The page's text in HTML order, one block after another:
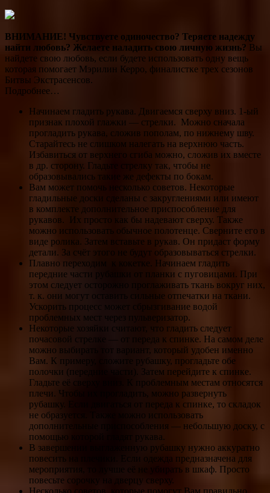
ВНИМАНИЕ! Чувствуете одиночество? Теряете надежду
найти любовь? Желаете наладить свою личную жизнь? Вы
найдете свою любовь, если будете использовать одну вещь
которая помогает Мэрилин Керро, финалистке трех сезонов
Битвы Экстрасенсов.
Подробнее…
Начинаем гладить рукава. Двигаемся сверху вниз. 1-ый
признак плохой глажки — стрелки. Можно сначала
прогладить рукава, сложив пополам, по нижнему шву.
Старайтесь не слишком налегать на верхнюю часть.
Избавиться от верхнего сгиба можно, сложив их вместе
в др. сторону. Гладьте стрелку так, чтобы не
образовывались такие же дефекты по бокам.
Вам может помочь несколько советов. Некоторые
гладильные доски сделаны с закруглениями или имеют
в комплекте дополнительное приспособление для
рукавов. Их просто как бы надевают сверху. Также
можно использовать обычное полотенце. Сверните его в
виде ролика. Затем вставьте в рукав. Он придаст форму
детали. За счёт этого не будут образовываться стрелки.
Плавно переходим к кокетке. Начинаем гладить
передние части рубашки от планки с пуговицами. При
этом следует осторожно проглаживать ткань вокруг них,
т. к. они могут оставить сильные отпечатки на ткани.
Ускорить процесс может сбрызгивание водой
проблемных мест через пульверизатор.
Некоторые хозяйки считают, что гладить следует
почасовой стрелке — от переда к спинке. На самом деле
можно выбирать тот вариант, который удобен именно
Вам. К примеру, сложите рубашку, прогладьте обе
полочки (передние части). Затем перейдите к спинке.
Гладьте её сверху вниз. К проблемным местам относятся
плечи. Чтобы их прогладить, можно развернуть
рубашку. Если двигаться от переда к спинке, то складок
не образуется. Также можно использовать
дополнительные приспособления — небольшую доску, с
помощью которой гладят рукава.
В завершении выглаженную рубашку нужно аккуратно
повесить на плечики. Если одежда предназначена для
мероприятия, то лучше её не убирать в шкаф. Просто
повесьте сорочку на дверцу сверху.
Несколько советов, которые помогут Вам правильно